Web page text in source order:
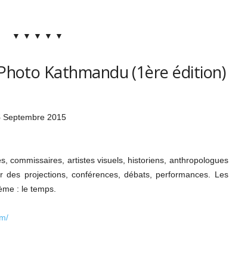
▼ ▼ ▼ ▼ ▼
Kathmandu (1ère édition)
Septembre 2015
commissaires, artistes visuels, historiens, anthropologues
projections, conférences, débats, performances. Les
: le temps.